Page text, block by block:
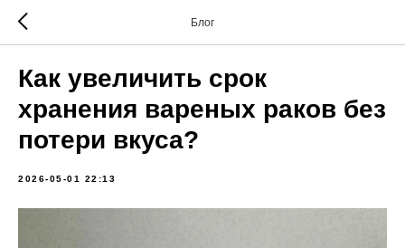
Блог
Как увеличить срок
хранения вареных раков без
потери вкуса?
2026-05-01 22:13